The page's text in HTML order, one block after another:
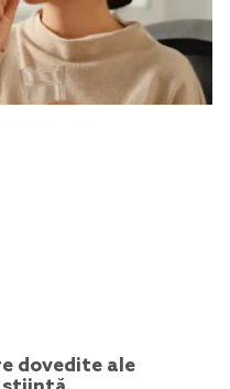
dovedite ale